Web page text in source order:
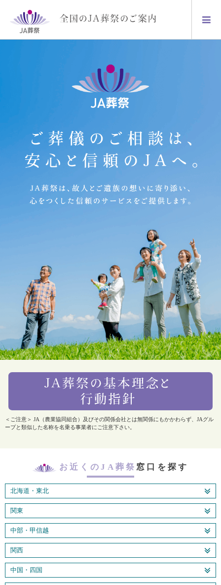
＜ご注意＞ JA（農業協同組合）及びその関係会社とは無関係にもかかわらず、JAグル
ープと類似した名称を名乗る事業者にご注意下さい。
お近くのJA葬祭 窓口を探す
北海道・東北
関東
中部・甲信越
関西
中国・四国